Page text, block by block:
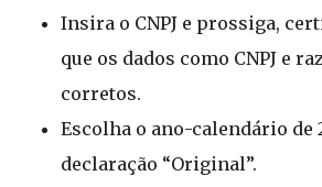
Insira o CNPJ e prossiga,
que os dados como CNPJ e
corretos.
Escolha o ano-calendário de
declaração “Original”.